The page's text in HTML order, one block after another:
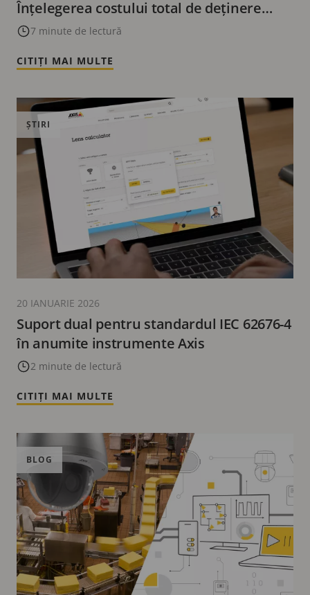
Înțelegerea costului total de deținere
(TCO)
7 minute de lectură
CITIȚI MAI MULTE
Suport dual pentru standardul IEC 62676-4
în anumite instrumente Axis
2 minute de lectură
ȘTIRI
20 IANUARIE 2026
CITIȚI MAI MULTE
BLOG